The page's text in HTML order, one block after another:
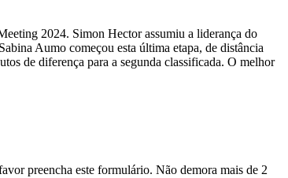
2024. Simon Hector assumiu a liderança do
Aumo começou esta última etapa, de distância
de diferença para a segunda classificada. O melhor
preencha este formulário. Não demora mais de 2